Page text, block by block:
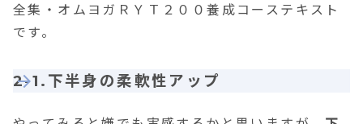
全集・オムヨガＲＹＴ２００養成コーステキスト
です。
2-1.下半身の柔軟性アップ